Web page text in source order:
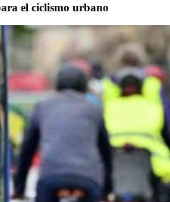
el ciclismo urbano